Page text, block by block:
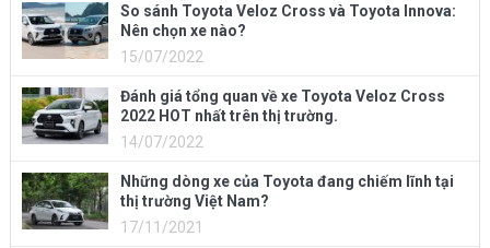
So sánh Toyota Veloz Cross và Toyota Innova:
Nên chọn xe nào?
15/07/2022
Đánh giá tổng quan về xe Toyota Veloz Cross
2022 HOT nhất trên thị trường.
14/07/2022
Những dòng xe của Toyota đang chiếm lĩnh tại
thị trường Việt Nam?
17/11/2021